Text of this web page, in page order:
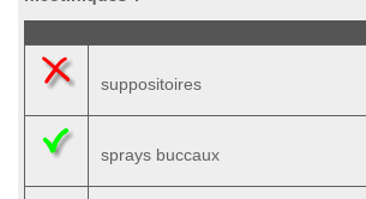
suppositoires
sprays buccaux